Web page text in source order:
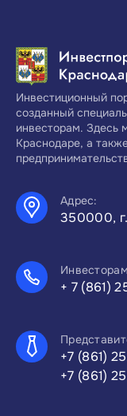
Инвестиционный
созданный
инвесторам. Здесь
Краснодаре, а
Адрес:
350000,
+ 7 (861)
+7 (861)
+7 (861)